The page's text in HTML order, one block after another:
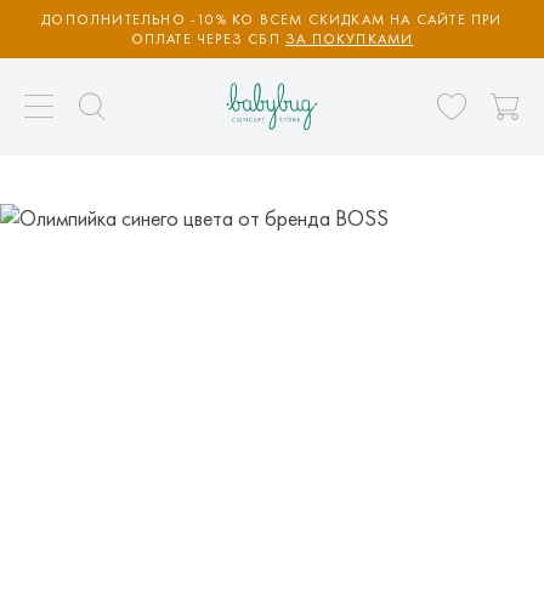
ДОПОЛНИТЕЛЬНО -10% КО ВСЕМ СКИДКАМ НА САЙТЕ ПРИ
ОПЛАТЕ ЧЕРЕЗ СБП ЗА ПОКУПКАМИ